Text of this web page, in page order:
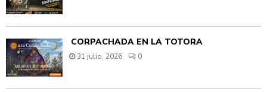
CORPACHADA EN LA TOTORA
31 julio, 2026 0